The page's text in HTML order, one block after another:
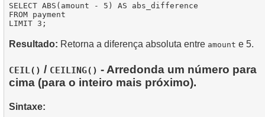
SELECT ABS(amount - 5) AS abs_difference
FROM payment
Resultado: Retorna a diferença absoluta entre amount e 5.
CEIL() / CEILING() - Arredonda um número para
cima (para o inteiro mais próximo).
Sintaxe: